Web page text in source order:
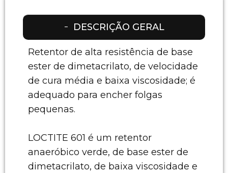
DESCRIÇÃO GERAL
Retentor de alta resistência de base
ester de dimetacrilato, de velocidade
de cura média e baixa viscosidade; é
adequado para encher folgas
pequenas.
LOCTITE 601 é um retentor
anaeróbico verde, de base ester de
dimetacrilato, de baixa viscosidade e